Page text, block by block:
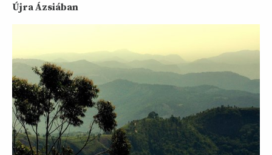
Újra Ázsiában